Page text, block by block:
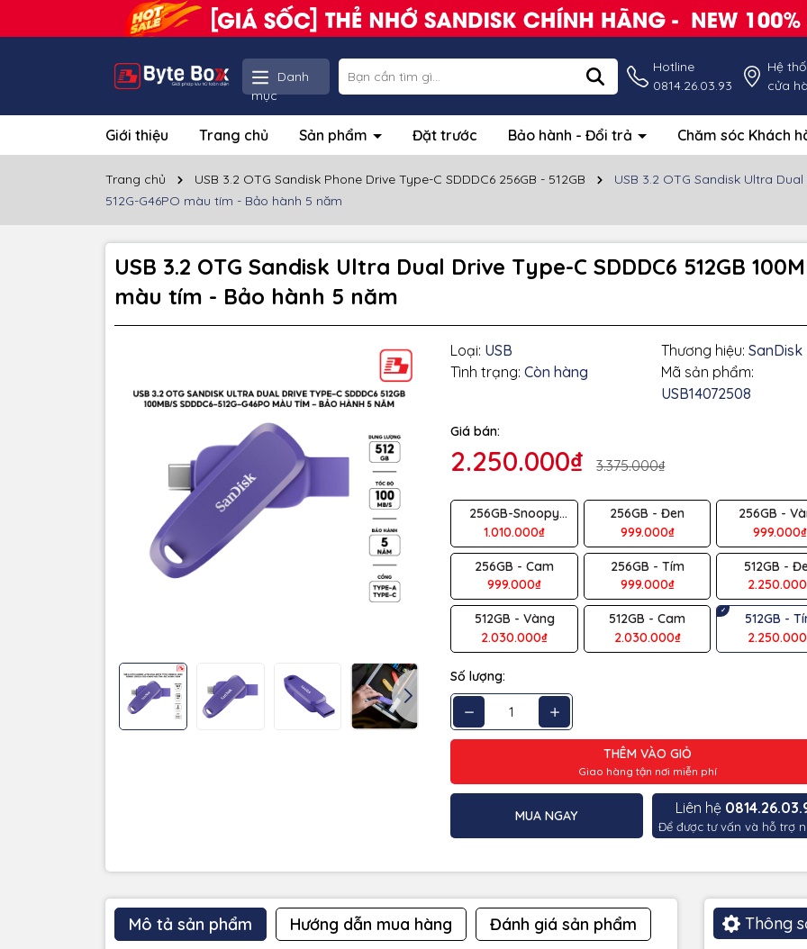
Danh
mục
Hotline
0814.26.03.93
Hệ
cửa
Giới thiệu Trang chủ Sản phẩm Đặt trước Bảo hành - Đổi trả Chăm sóc Khách
Trang chủ USB 3.2 OTG Sandisk Phone Drive Type-C SDDDC6 256GB - 512GB
USB 3.2 OTG Sandisk Ultra
512G-G46PO màu tím - Bảo hành 5 năm
USB 3.2 OTG Sandisk Ultra Dual Drive Type-C SDDDC6 512GB
màu tím - Bảo hành 5 năm
Loại: USB Thương hiệu: SanDisk
Tình trạng: Còn hàng
Mã sản phẩm:
USB14072508
Giá bán:
2.250.000₫ 3.375.000₫
256GB-Snoopy
Xanh
1.010.000₫
256GB - Đen
999.000₫
256GB -
999.000₫
256GB - Cam
999.000₫
256GB - Tím
999.000₫
512GB -
512GB - Vàng
2.030.000₫
512GB - Cam
2.030.000₫
512GB -
Số lượng:
THÊM VÀO GIỎ
Giao hàng tận nơi miễn phí
MUA NGAY Liên hệ
Để được tư vấn và hỗ trợ
Mô tả sản phẩm Hướng dẫn mua hàng Đánh giá sản phẩm Thông
Thông số kỹ thuật
Thương hiệu SANDISK
Dung lượng
Cổng giao tiếp Cần có cổng USB 3.2 để truyền tốc độ cao
Tốc độ đọc ~100MB/s
Chất liệu Nhựa
Bảo hành